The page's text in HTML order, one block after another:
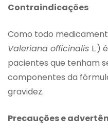
Contraindicações
Como todo
Valeriana officinalis L.)
pacientes que tenham
componentes da
gravidez.
Precauções e